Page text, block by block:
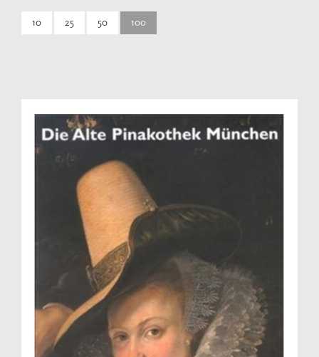
10 25 50 100